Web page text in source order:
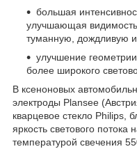
большая
улучшающая
туманную, дождливую
улучшение
более широкого
В ксеноновых
электроды Plansee
кварцевое стекло Philips,
яркость светового
температурой свечения